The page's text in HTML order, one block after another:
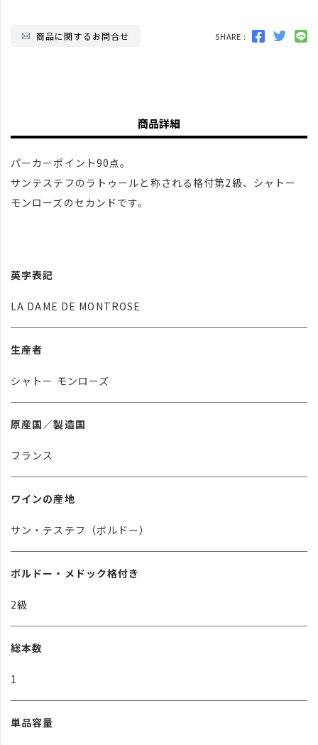
商品に関するお問合せ SHARE :
商品詳細
パーカーポイント90点。
サンテステフのラトゥールと称される格付第2級、シャトー
モンローズのセカンドです。
英字表記
LA DAME DE MONTROSE
生産者
シャトー モンローズ
原産国／製造国
フランス
ワインの産地
サン・テステフ（ボルドー）
ボルドー・メドック格付き
2級
総本数
1
単品容量